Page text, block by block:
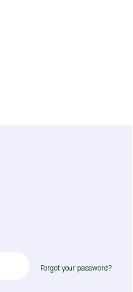
Forgot your password?